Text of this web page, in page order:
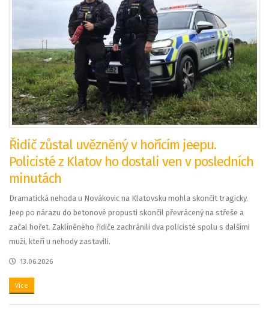
Řidič zůstal uvězněný v hořícím jeepu.
Policisté z Klatov ho dostali ven v posledních
minutách
Dramatická nehoda u Novákovic na Klatovsku mohla skončit tragicky.
Jeep po nárazu do betonové propusti skončil převrácený na střeše a
začal hořet. Zaklíněného řidiče zachránili dva policisté spolu s dalšími
muži, kteří u nehody zastavili.
13.06.2026
Více